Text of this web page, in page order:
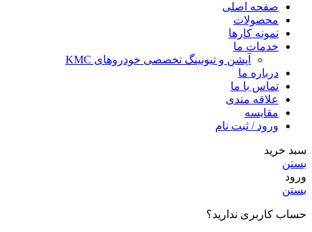
صفحه اصلی
محصولات
نمونه کارها
خدمات ما
آپشن و تیونینگ تخصصی خودروهای KMC
درباره ما
تماس با ما
علاقه مندی
مقايسه
ورود / ثبت نام
سبد خرید
بستن
ورود
بستن
حساب کاربری ندارید؟